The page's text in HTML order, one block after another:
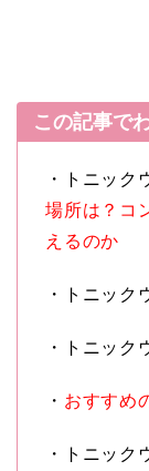
この記事で
・トニック
場所は？コ
えるのか
・トニック
・トニック
・ おすすめ
・トニック